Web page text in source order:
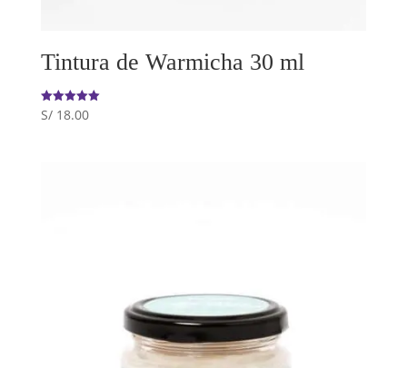
Tintura de Warmicha 30 ml
Valorado
con
S/18.00